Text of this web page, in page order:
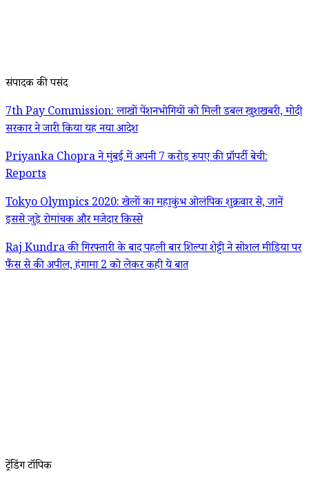
संपादक की पसंद
7th Pay Commission: लाखों पेंशनभोगियों को मिली डबल खुशखबरी, मोदी
सरकार ने जारी किया यह नया आदेश
Priyanka Chopra ने मुंबई में अपनी 7 करोड़ रुपए की प्रॉपर्टी बेची:
Reports
Tokyo Olympics 2020: खेलों का महाकुंभ ओलंपिक शुक्रवार से, जानें
इससे जुड़े रोमांचक और मजेदार किस्से
Raj Kundra की गिरफ्तारी के बाद पहली बार शिल्पा शेट्टी ने सोशल मीडिया पर
फैंस से की अपील, हंगामा 2 को लेकर कही ये बात
ट्रेंडिंग टॉपिक